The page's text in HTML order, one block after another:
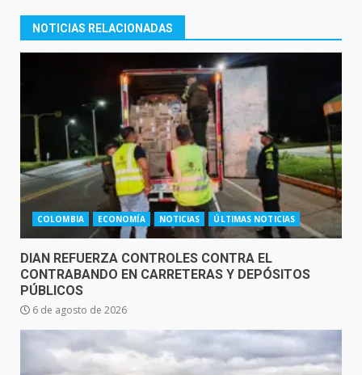
NOTICIAS RELACIONADAS
COLOMBIA ECONOMÍA NOTICIAS ÚLTIMAS NOTICIAS
DIAN REFUERZA CONTROLES CONTRA EL
CONTRABANDO EN CARRETERAS Y DEPÓSITOS
PÚBLICOS
6 de agosto de 2026